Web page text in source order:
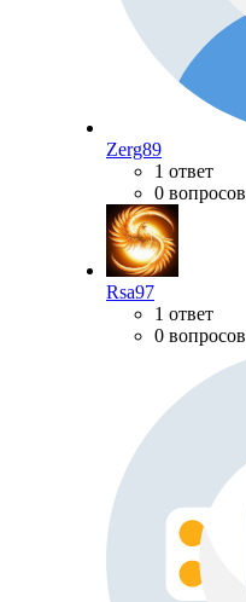
Zerg89
1 ответ
0 вопросов
Rsa97
1 ответ
0 вопросов